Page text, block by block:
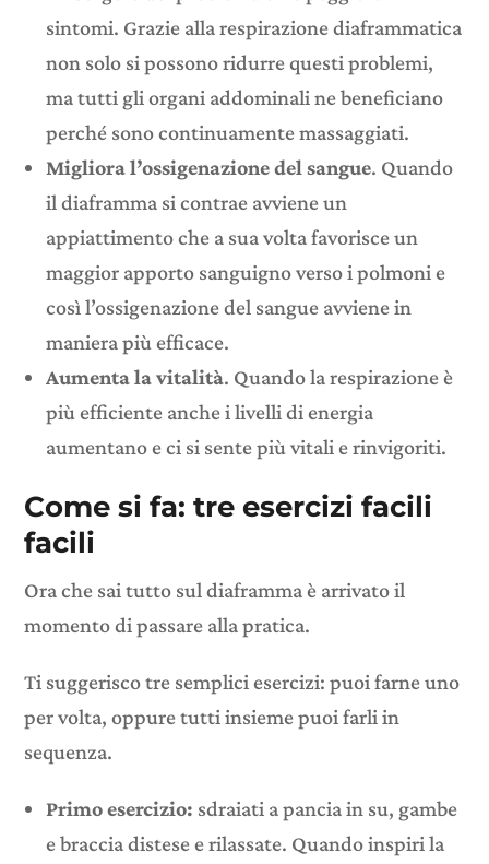
sintomi. Grazie alla respirazione diaframmatica
non solo si possono ridurre questi problemi,
ma tutti gli organi addominali ne beneficiano
perché sono continuamente massaggiati.
Migliora l’ossigenazione del sangue. Quando
il diaframma si contrae avviene un
appiattimento che a sua volta favorisce un
maggior apporto sanguigno verso i polmoni e
così l’ossigenazione del sangue avviene in
maniera più efficace.
Aumenta la vitalità. Quando la respirazione è
più efficiente anche i livelli di energia
aumentano e ci si sente più vitali e rinvigoriti.
Come si fa: tre esercizi facili
facili
Ora che sai tutto sul diaframma è arrivato il
momento di passare alla pratica.
Ti suggerisco tre semplici esercizi: puoi farne uno
per volta, oppure tutti insieme puoi farli in
sequenza.
Primo esercizio: sdraiati a pancia in su, gambe
e braccia distese e rilassate. Quando inspiri la